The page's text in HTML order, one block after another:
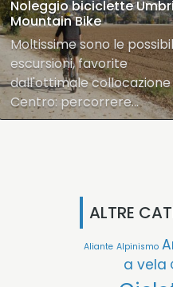
Casteldilago,Umbria- Italia
Bike Tour degli
Dal 27 gennaio al 18
2024 gradevole pedalata
ecologica…
ALTRE
Aliante Alpinismo
a vela